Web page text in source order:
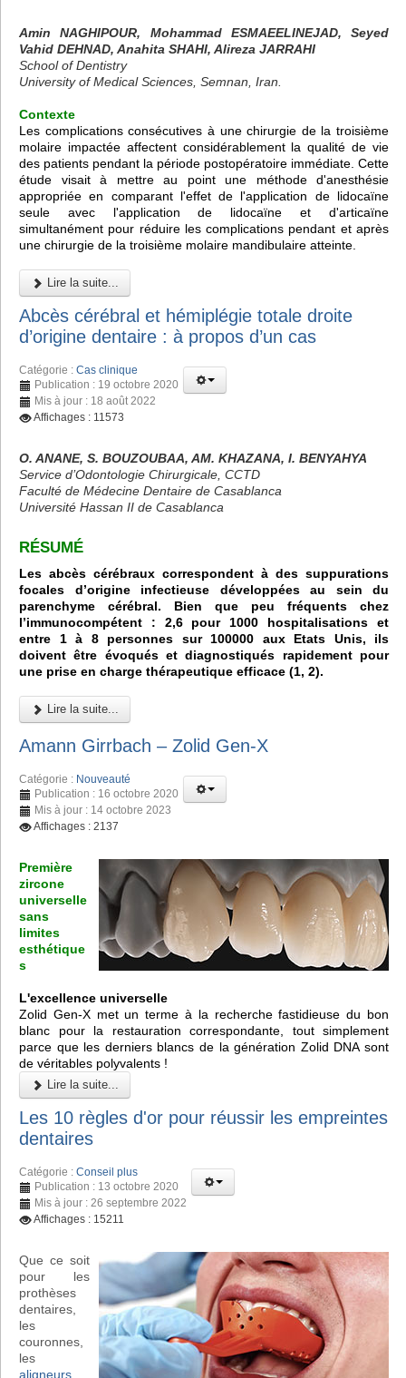
Amin NAGHIPOUR, Mohammad ESMAEELINEJAD, Seyed
Vahid DEHNAD, Anahita SHAHI, Alireza JARRAHI
School of Dentistry
University of Medical Sciences, Semnan, Iran.
Contexte
Les complications consécutives à une chirurgie de la troisième
molaire impactée affectent considérablement la qualité de vie
des patients pendant la période postopératoire immédiate. Cette
étude visait à mettre au point une méthode d'anesthésie
appropriée en comparant l'effet de l'application de lidocaïne
seule avec l'application de lidocaïne et d'articaïne
simultanément pour réduire les complications pendant et après
une chirurgie de la troisième molaire mandibulaire atteinte.
Lire la suite...
Abcès cérébral et hémiplégie totale droite
d’origine dentaire : à propos d’un cas
Catégorie : Cas clinique
Publication : 19 octobre 2020
Mis à jour : 18 août 2022
Affichages : 11573
O. ANANE, S. BOUZOUBAA, AM. KHAZANA, I. BENYAHYA
Service d’Odontologie Chirurgicale, CCTD
Faculté de Médecine Dentaire de Casablanca
Université Hassan II de Casablanca
RÉSUMÉ
Les abcès cérébraux correspondent à des suppurations
focales d’origine infectieuse développées au sein du
parenchyme cérébral. Bien que peu fréquents chez
l’immunocompétent : 2,6 pour 1000 hospitalisations et
entre 1 à 8 personnes sur 100000 aux Etats Unis, ils
doivent être évoqués et diagnostiqués rapidement pour
une prise en charge thérapeutique efficace (1, 2).
Lire la suite...
Amann Girrbach – Zolid Gen-X
Catégorie : Nouveauté
Publication : 16 octobre 2020
Mis à jour : 14 octobre 2023
Affichages : 2137
Première
zircone
universelle
sans
limites
esthétique
s
L'excellence universelle
Zolid Gen-X met un terme à la recherche fastidieuse du bon
blanc pour la restauration correspondante, tout simplement
parce que les derniers blancs de la génération Zolid DNA sont
de véritables polyvalents !
Lire la suite...
Les 10 règles d'or pour réussir les empreintes
dentaires
Catégorie : Conseil plus
Publication : 13 octobre 2020
Mis à jour : 26 septembre 2022
Affichages : 15211
Que ce soit
pour les
prothèses
dentaires,
les
couronnes,
les
aligneurs